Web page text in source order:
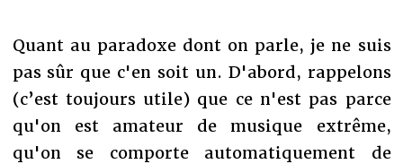
Quant au paradoxe dont on parle, je ne suis
pas sûr que c'en soit un. D'abord, rappelons
(c’est toujours utile) que ce n'est pas parce
qu'on est amateur de musique extrême,
qu'on se comporte automatiquement de